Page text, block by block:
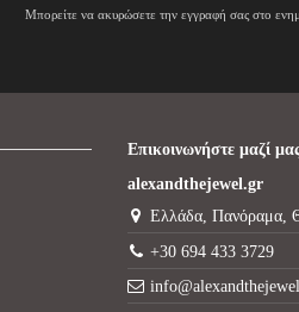
Μπορείτε να ακυρώσετε την εγγραφή σας στο
Επικοινωνήστε μαζί
alexandthejewel.gr
Ελλάδα, Πανόραμα,
+30 694 433 3729